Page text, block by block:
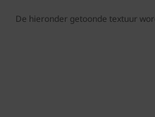
De hieronder getoonde textuur